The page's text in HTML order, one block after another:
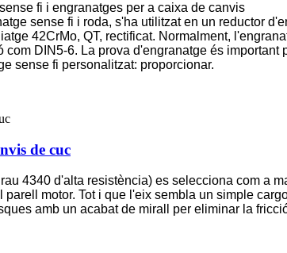
fi i engranatges per a caixa de canvis
sense fi i roda, s'ha utilitzat en un reductor
42CrMo, QT, rectificat. Normalment,
DIN5-6. La prova d'engranatge és
sense fi personalitzat: proporcionar.
de cuc
4340 d'alta resistència) es selecciona com a
motor. Tot i que l'eix sembla un simple
amb un acabat de mirall per eliminar la